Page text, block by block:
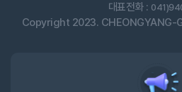
대표전화 :
Copyright 2023. CHEONGYANG-